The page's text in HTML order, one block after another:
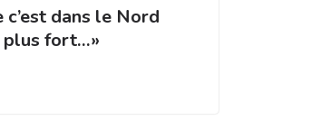
c’est dans le Nord
plus fort…»